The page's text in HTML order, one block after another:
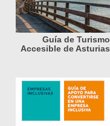
Guía de Turismo
Accesible de Asturias